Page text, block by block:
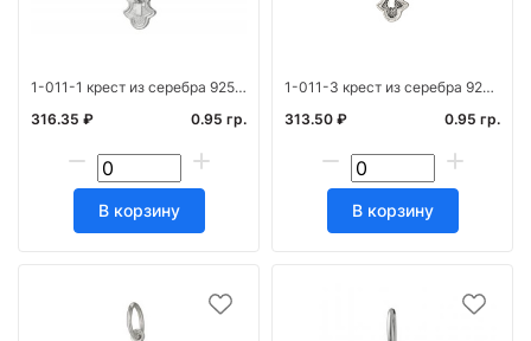
1-011-1 крест из серебра 925* штамп белый
316.35 ₽
0.95 гр.
В корзину
1-011-3 крест из серебра 925* с частичным чернен
313.50 ₽
0.95 гр.
В корзину